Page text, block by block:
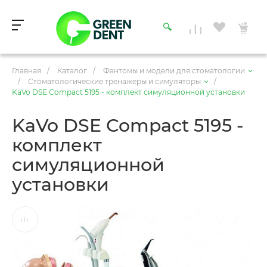
Главная / Каталог /
Фантомы и модели для стоматологии
/
Стоматологические тренажеры и симуляторы
/
KaVo DSE Compact 5195 - комплект симуляционной установки
KaVo DSE Compact 5195 -
комплект
симуляционной
установки